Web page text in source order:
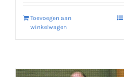
Toevoegen aan
winkelwagen